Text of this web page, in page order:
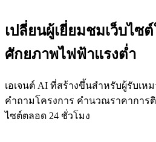
เปลี่ยนผู้เยี่ยมชมเว็บไซ
ศักยภาพไฟฟ้าแรงต่ำ
เอเจนต์ AI ที่สร้างขึ้นสำหรับผู้รับเห
คำถามโครงการ คำนวณราคาการ
ไซต์ตลอด 24 ชั่วโมง